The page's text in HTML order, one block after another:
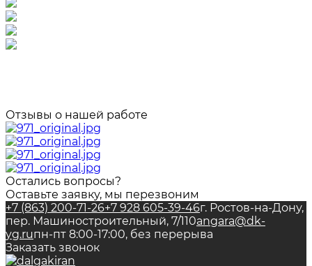
Отзывы о нашей работе
Остались вопросы?
Оставьте заявку, мы перезвоним
+7 (863) 200-71-26+7 928 605-39-46г. Ростов-на-Дону,
пер. Машиностроительный, 7/110angara@dk-
yg.ruпн-пт 8:00-17:00, без перерыва
Заказать звонок